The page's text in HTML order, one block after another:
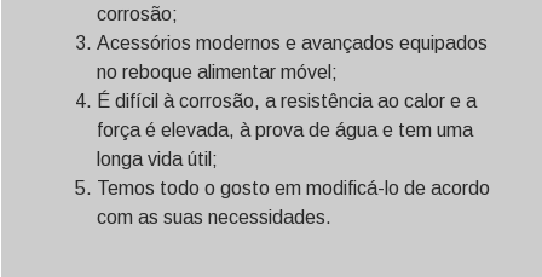
corrosão;
Acessórios modernos e avançados equipados
no reboque alimentar móvel;
É difícil à corrosão, a resistência ao calor e a
força é elevada, à prova de água e tem uma
longa vida útil;
Temos todo o gosto em modificá-lo de acordo
com as suas necessidades.